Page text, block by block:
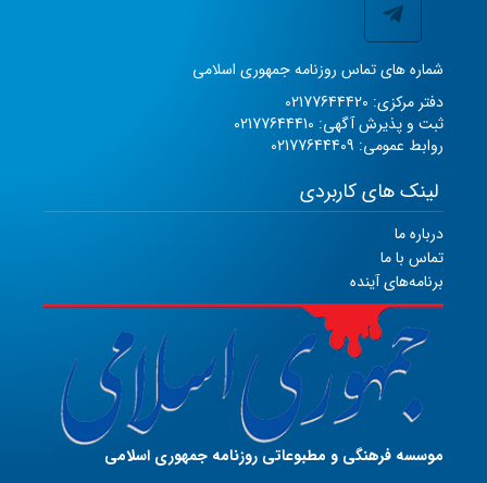
شماره های تماس روزنامه جمهوری اسلامی
دفتر مرکزی: 02177644420
ثبت و پذیرش آگهی: 02177644410
روابط عمومی: 02177644409
لینک های کاربردی
درباره ما
تماس با ما
برنامه‌های آینده
موسسه فرهنگی و مطبوعاتی روزنامه جمهوری اسلامی